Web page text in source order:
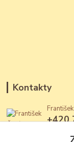
Kontakty
+420